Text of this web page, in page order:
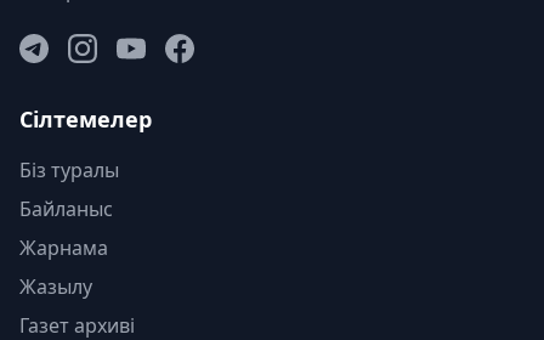
Сілтемелер
Біз туралы
Байланыс
Жарнама
Жазылу
Газет архиві